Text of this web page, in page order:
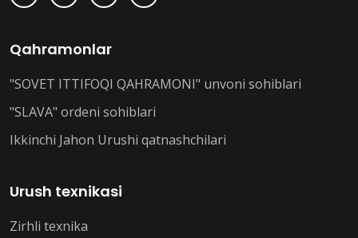
Qahramonlar
"SOVET ITTIFOQI QAHRAMONI" unvoni sohiblari
"SLAVA" ordeni sohiblari
Ikkinchi Jahon Urushi qatnashchilari
Urush texnikasi
Zirhli texnika